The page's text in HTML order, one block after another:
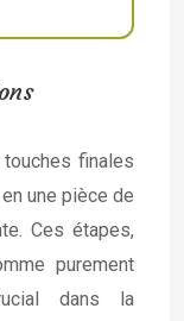
finales
une pièce de
Ces étapes,
purement
dans la